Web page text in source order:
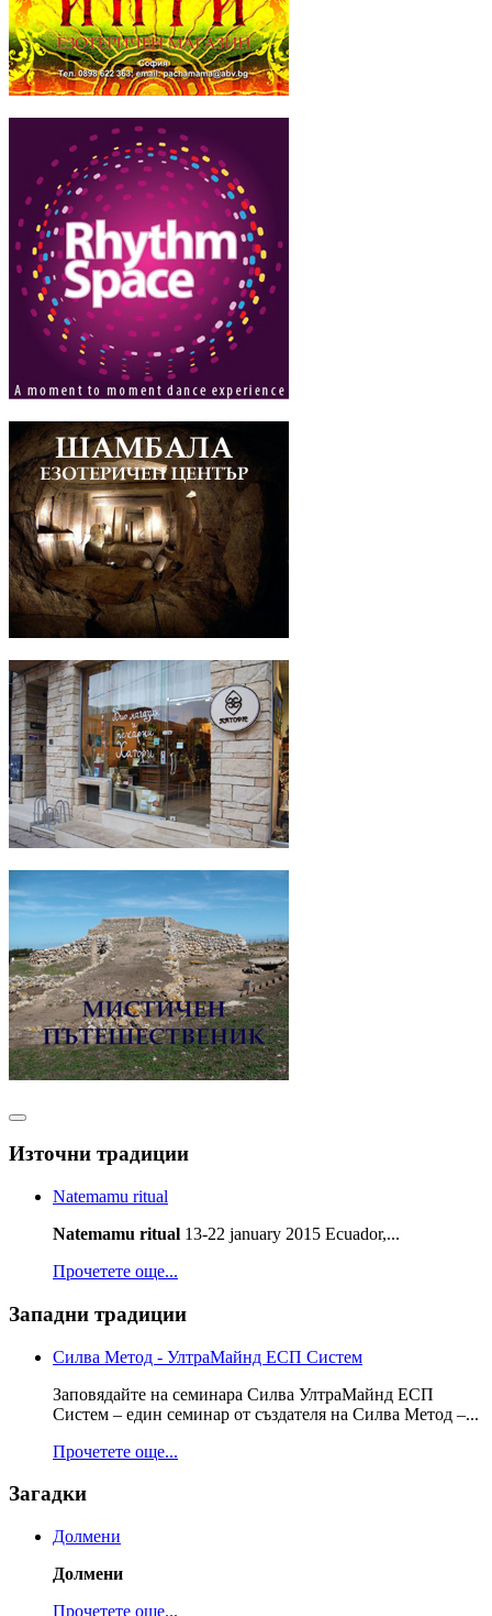
Източни традиции
Natemamu ritual
Natemamu ritual 13-22 january 2015 Ecuador,...
Прочетете още...
Западни традиции
Силва Метод - УлтраМайнд ЕСП Систем
Заповядайте на семинара Силва УлтраМайнд ЕСП
Систем – един семинар от създателя на Силва Метод –...
Прочетете още...
Загадки
Долмени
Долмени
Прочетете още...